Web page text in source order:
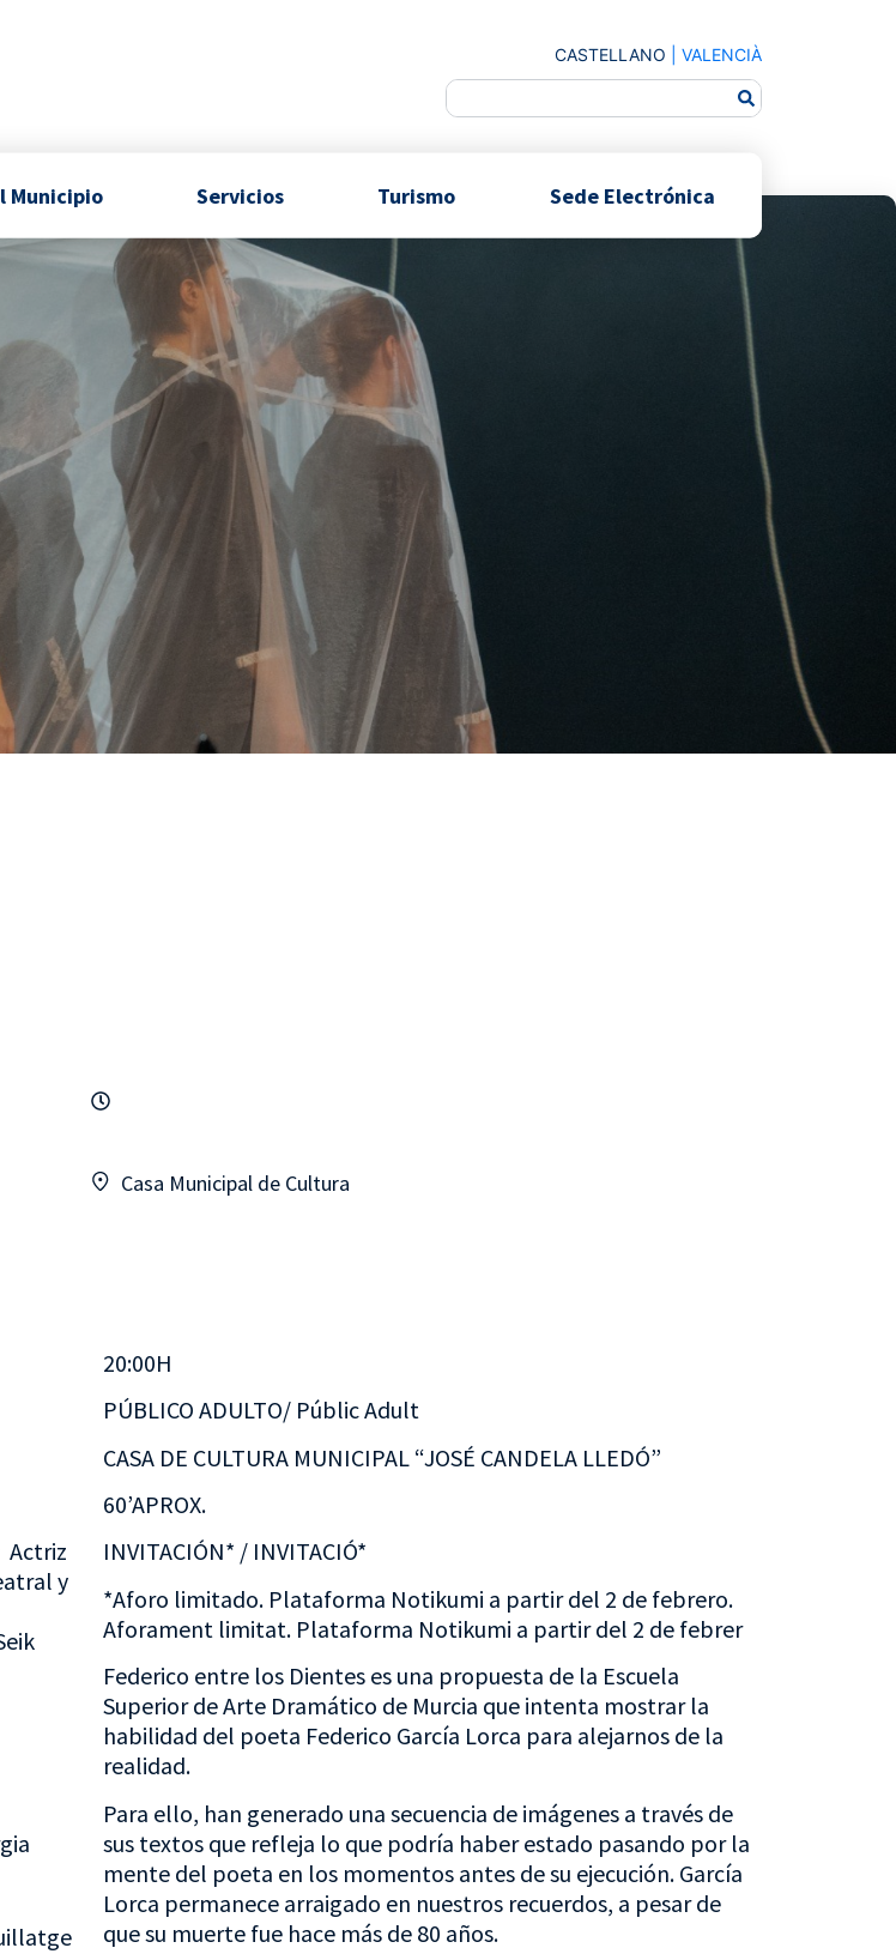
CASTELLANO VALENCIÀ
Municipio Servicios Turismo Sede Electrónica
Casa Municipal de Cultura
Actriz
y
20:00H
PÚBLICO ADULTO/ Públic Adult
CASA DE CULTURA MUNICIPAL “JOSÉ CANDELA LLEDÓ”
60’APROX.
INVITACIÓN* / INVITACIÓ*
*Aforo limitado. Plataforma Notikumi a partir del 2 de febrero.
Aforament limitat. Plataforma Notikumi a partir del 2 de febrer
Federico entre los Dientes es una propuesta de la Escuela
Superior de Arte Dramático de Murcia que intenta mostrar la
habilidad del poeta Federico García Lorca para alejarnos de la
realidad.
Para ello, han generado una secuencia de imágenes a través de
sus textos que refleja lo que podría haber estado pasando por la
mente del poeta en los momentos antes de su ejecución. García
Lorca permanece arraigado en nuestros recuerdos, a pesar de
que su muerte fue hace más de 80 años.